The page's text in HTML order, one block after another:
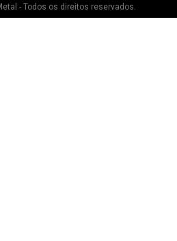
- Todos os direitos reservados.